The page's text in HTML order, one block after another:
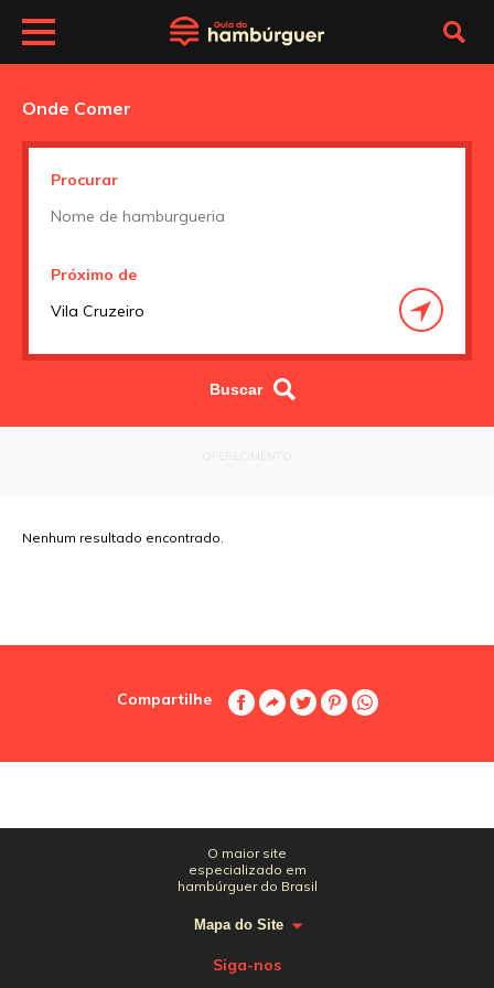
Onde Comer
Procurar
Próximo de
Nenhum resultado encontrado.
Compartilhe
O maior site
especializado em
hambúrguer do Brasil
Mapa do Site
Siga-nos